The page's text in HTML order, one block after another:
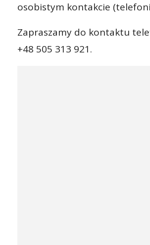
osobistym kontakcie
Zapraszamy do kontaktu
+48 505 313 921.